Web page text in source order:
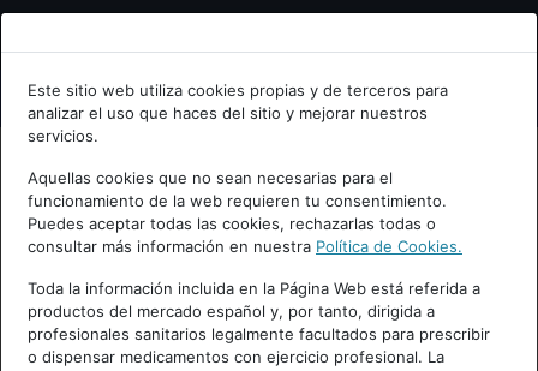
Bienvenid@ a psiquiatria.com
Escribe tu Email
Accede o regístrate con tu email.
Cancelar
Este sitio web utiliza cookies propias y de terceros para
analizar el uso que haces del sitio y mejorar nuestros
servicios.
Aquellas cookies que no sean necesarias para el
funcionamiento de la web requieren tu consentimiento.
Puedes aceptar todas las cookies, rechazarlas todas o
consultar más información en nuestra Política de Cookies.
Toda la información incluida en la Página Web está referida a
productos del mercado español y, por tanto, dirigida a
profesionales sanitarios legalmente facultados para prescribir
o dispensar medicamentos con ejercicio profesional. La